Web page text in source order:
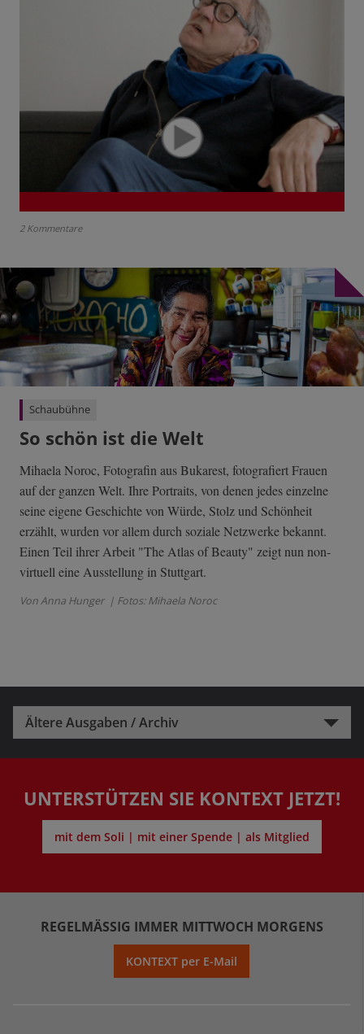
2 Kommentare
Schaubühne
So schön ist die Welt
Mihaela Noroc, Fotografin aus Bukarest, fotografiert Frauen
auf der ganzen Welt. Ihre Portraits, von denen jedes einzelne
seine eigene Geschichte von Würde, Stolz und Schönheit
erzählt, wurden vor allem durch soziale Netzwerke bekannt.
Einen Teil ihrer Arbeit "The Atlas of Beauty" zeigt nun non-
virtuell eine Ausstellung in Stuttgart.
Von Anna Hunger | Fotos: Mihaela Noroc
Ältere Ausgaben / Archiv
UNTERSTÜTZEN SIE KONTEXT JETZT!
mit dem Soli | mit einer Spende | als Mitglied
REGELMÄSSIG IMMER MITTWOCH MORGENS
KONTEXT per E-Mail